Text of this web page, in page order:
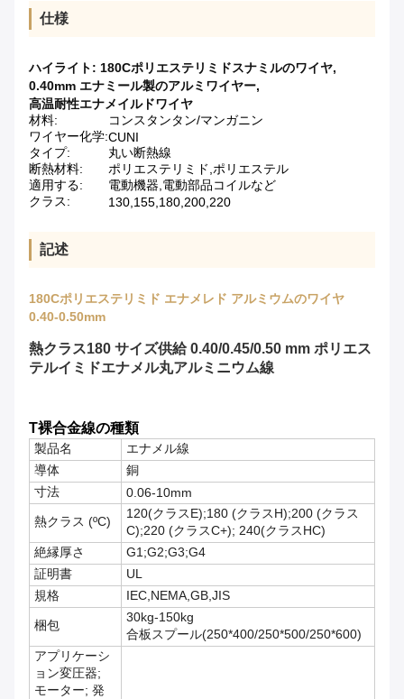
仕様
ハイライト: 180Cポリエステリミドスナミルのワイヤ,
0.40mm エナミール製のアルミワイヤー,
高温耐性エナメイルドワイヤ
材料:
コンスタンタン/マンガニン
ワイヤー化学:CUNI
タイプ:
丸い断熱線
断熱材料:
ポリエステリミド,ポリエステル
適用する:
電動機器,電動部品コイルなど
クラス:
130,155,180,200,220
記述
180Cポリエステリミド エナメレド アルミウムのワイヤ
0.40-0.50mm
熱クラス180 サイズ供給 0.40/0.45/0.50 mm ポリエス
テルイミドエナメル丸アルミニウム線
T裸合金線の種類
製品名
エナメル線
導体
銅
寸法
0.06-10mm
熱クラス (ºC)
120(クラスE);180 (クラスH);200 (クラス
C);220 (クラスC+); 240(クラスHC)
絶縁厚さ
G1;G2;G3;G4
証明書
UL
規格
IEC,NEMA,GB,JIS
梱包
30kg-150kg
合板スプール(250*400/250*500/250*600)
アプリケーシ
ョン変圧器;
モーター; 発